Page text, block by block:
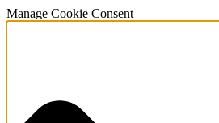
Manage Cookie Consent